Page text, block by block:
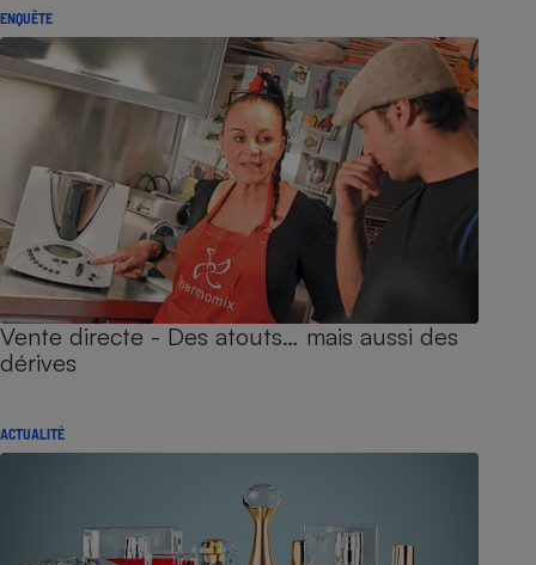
ENQUÊTE
Vente directe - Des atouts… mais aussi des
dérives
ACTUALITÉ